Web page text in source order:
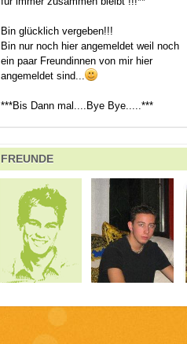
Bin glücklich vergeben!!!
Bin nur noch hier angemeldet weil noch
ein paar Freundinnen von mir hier
angemeldet sind...
***Bis Dann mal....Bye Bye.....***
FREUNDE